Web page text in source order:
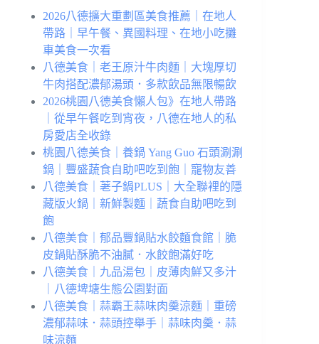
2026八德擴大重劃區美食推薦｜在地人
帶路｜早午餐、異國料理、在地小吃攤
車美食一次看
八德美食｜老王原汁牛肉麵｜大塊厚切
牛肉搭配濃郁湯頭．多款飲品無限暢飲
2026桃園八德美食懶人包》在地人帶路
｜從早午餐吃到宵夜，八德在地人的私
房愛店全收錄
桃園八德美食｜養鍋 Yang Guo 石頭涮涮
鍋｜豐盛蔬食自助吧吃到飽｜寵物友善
八德美食｜荖子鍋PLUS｜大全聯裡的隱
藏版火鍋｜新鮮製麵｜蔬食自助吧吃到
飽
八德美食｜郁品豐鍋貼水餃麵食館｜脆
皮鍋貼酥脆不油膩．水餃飽滿好吃
八德美食｜九品湯包｜皮薄肉鮮又多汁
｜八德埤塘生態公園對面
八德美食｜蒜霸王蒜味肉羹涼麵｜重磅
濃郁蒜味．蒜頭控舉手｜蒜味肉羹．蒜
味涼麵